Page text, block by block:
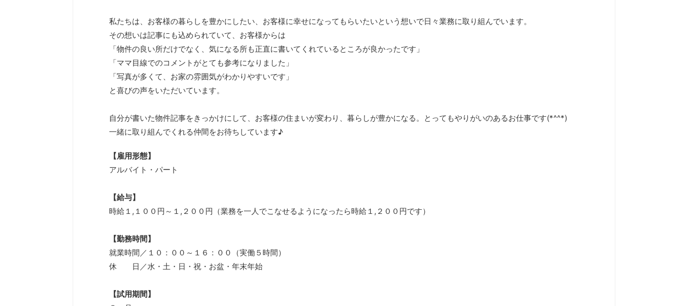
私たちは、お客様の暮らしを豊かにしたい、お客様に幸せになってもらいたいという想いで日々業務に取り組んでいます。
その想いは記事にも込められていて、お客様からは
「物件の良い所だけでなく、気になる所も正直に書いてくれているところが良かったです」
「ママ目線でのコメントがとても参考になりました」
「写真が多くて、お家の雰囲気がわかりやすいです」
と喜びの声をいただいています。
自分が書いた物件記事をきっかけにして、お客様の住まいが変わり、暮らしが豊かになる。とってもやりがいのあるお仕事です(*^^*)
一緒に取り組んでくれる仲間をお待ちしています♪
【雇用形態】
アルバイト・パート
【給与】
時給１,１００円～１,２００円（業務を一人でこなせるようになったら時給１,２００円です）
【勤務時間】
就業時間／１０：００～１６：００（実働５時間）
休 日／水・土・日・祝・お盆・年末年始
【試用期間】